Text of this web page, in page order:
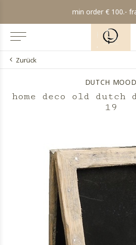
min order € 100.-
Zurück
DUTCH MOOD
home deco old dutch
19